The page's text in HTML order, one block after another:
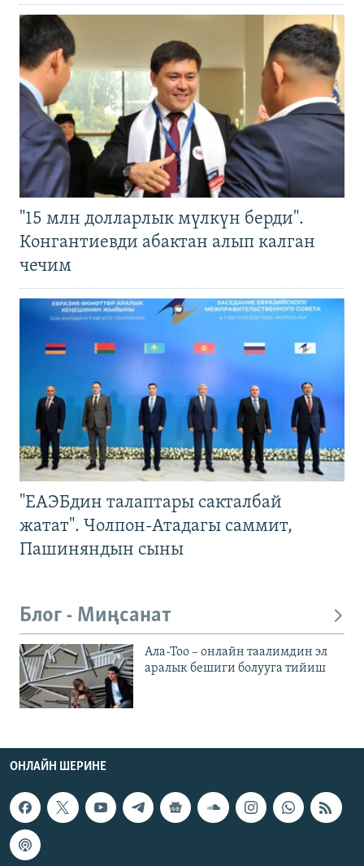
"15 млн долларлык мүлкүн берди".
Конгантиевди абактан алып калган
чечим
"ЕАЭБдин талаптары сакталбай
жатат". Чолпон-Атадагы саммит,
Пашиняндын сыны
Блог - Миңсанат
Ала-Тоо – онлайн таалимдин эл
аралык бешиги болууга тийиш
ОНЛАЙН ШЕРИНЕ